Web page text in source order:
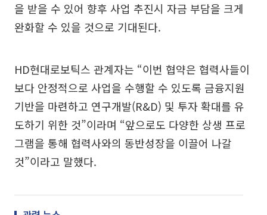
을 받을 수 있어 향후 사업 추진시 자금 부담을 크게
완화할 수 있을 것으로 기대된다.
HD현대로보틱스 관계자는 “이번 협약은 협력사들이
보다 안정적으로 사업을 수행할 수 있도록 금융지원
기반을 마련하고 연구개발(R&D) 및 투자 확대를 유
도하기 위한 것”이라며 “앞으로도 다양한 상생 프로
그램을 통해 협력사와의 동반성장을 이끌어 나갈
것”이라고 말했다.